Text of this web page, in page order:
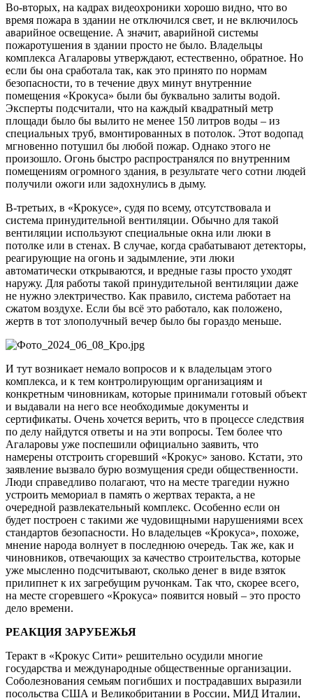
Во-вторых, на кадрах видеохроники хорошо видно, что во
время пожара в здании не отключился свет, и не включилось
аварийное освещение. А значит, аварийной системы
пожаротушения в здании просто не было. Владельцы
комплекса Агаларовы утверждают, естественно, обратное. Но
если бы она сработала так, как это принято по нормам
безопасности, то в течение двух минут внутренние
помещения «Крокуса» были бы буквально залиты водой.
Эксперты подсчитали, что на каждый квадратный метр
площади было бы вылито не менее 150 литров воды – из
специальных труб, вмонтированных в потолок. Этот водопад
мгновенно потушил бы любой пожар. Однако этого не
произошло. Огонь быстро распространялся по внутренним
помещениям огромного здания, в результате чего сотни людей
получили ожоги или задохнулись в дыму.
В-третьих, в «Крокусе», судя по всему, отсутствовала и
система принудительной вентиляции. Обычно для такой
вентиляции используют специальные окна или люки в
потолке или в стенах. В случае, когда срабатывают детекторы,
реагирующие на огонь и задымление, эти люки
автоматически открываются, и вредные газы просто уходят
наружу. Для работы такой принудительной вентиляции даже
не нужно электричество. Как правило, система работает на
сжатом воздухе. Если бы всё это работало, как положено,
жертв в тот злополучный вечер было бы гораздо меньше.
И тут возникает немало вопросов и к владельцам этого
комплекса, и к тем контролирующим организациям и
конкретным чиновникам, которые принимали готовый объект
и выдавали на него все необходимые документы и
сертификаты. Очень хочется верить, что в процессе следствия
по делу найдутся ответы и на эти вопросы. Тем более что
Агаларовы уже поспешили официально заявить, что
намерены отстроить сгоревший «Крокус» заново. Кстати, это
заявление вызвало бурю возмущения среди общественности.
Люди справедливо полагают, что на месте трагедии нужно
устроить мемориал в память о жертвах теракта, а не
очередной развлекательный комплекс. Особенно если он
будет построен с такими же чудовищными нарушениями всех
стандартов безопасности. Но владельцев «Крокуса», похоже,
мнение народа волнует в последнюю очередь. Так же, как и
чиновников, отвечающих за качество строительства, которые
уже мысленно подсчитывают, сколько денег в виде взяток
прилипнет к их загребущим ручонкам. Так что, скорее всего,
на месте сгоревшего «Крокуса» появится новый – это просто
дело времени.
РЕАКЦИЯ ЗАРУБЕЖЬЯ
Теракт в «Крокус Сити» решительно осудили многие
государства и международные общественные организации.
Соболезнования семьям погибших и пострадавших выразили
посольства США и Великобритании в России, МИД Италии,